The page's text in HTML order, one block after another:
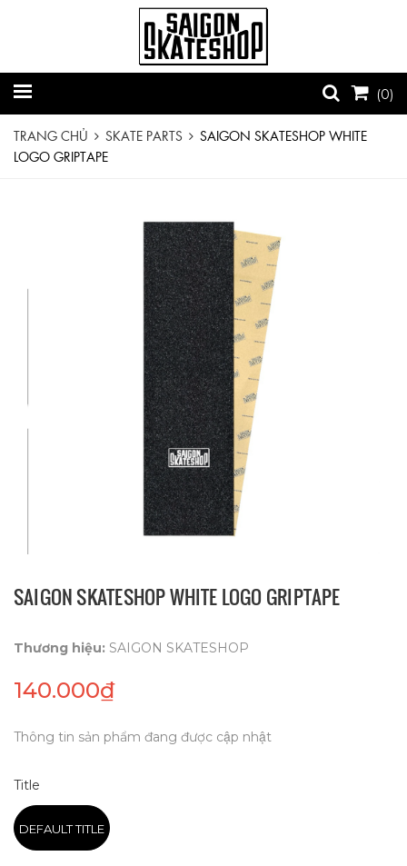
(0)
TRANG CHỦ SKATE PARTS
SAIGON SKATESHOP WHITE
LOGO GRIPTAPE
SAIGON SKATESHOP WHITE LOGO GRIPTAPE
Thương hiệu: SAIGON SKATESHOP
140.000₫
Thông tin sản phẩm đang được cập nhật
Title
DEFAULT TITLE